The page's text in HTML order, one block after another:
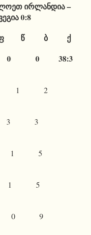
ირლანდია –
0:8
ბ ქ
0 0 38:3
9 6 1 2
3 3 3
3 1 5
9 3 1 5
0 0 9